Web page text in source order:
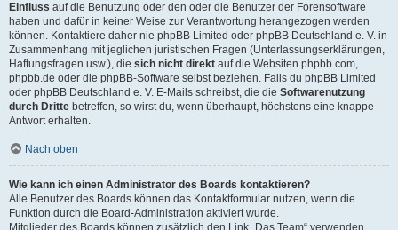
Einfluss auf die Benutzung oder den oder die Benutzer der Forensoftware
haben und dafür in keiner Weise zur Verantwortung herangezogen werden
können. Kontaktiere daher nie phpBB Limited oder phpBB Deutschland e. V. in
Zusammenhang mit jeglichen juristischen Fragen (Unterlassungserklärungen,
Haftungsfragen usw.), die sich nicht direkt auf die Websiten phpbb.com,
phpbb.de oder die phpBB-Software selbst beziehen. Falls du phpBB Limited
oder phpBB Deutschland e. V. E-Mails schreibst, die die Softwarenutzung
durch Dritte betreffen, so wirst du, wenn überhaupt, höchstens eine knappe
Antwort erhalten.
Nach oben
Wie kann ich einen Administrator des Boards kontaktieren?
Alle Benutzer des Boards können das Kontaktformular nutzen, wenn die
Funktion durch die Board-Administration aktiviert wurde.
Mitglieder des Boards können zusätzlich den Link „Das Team“ verwenden.